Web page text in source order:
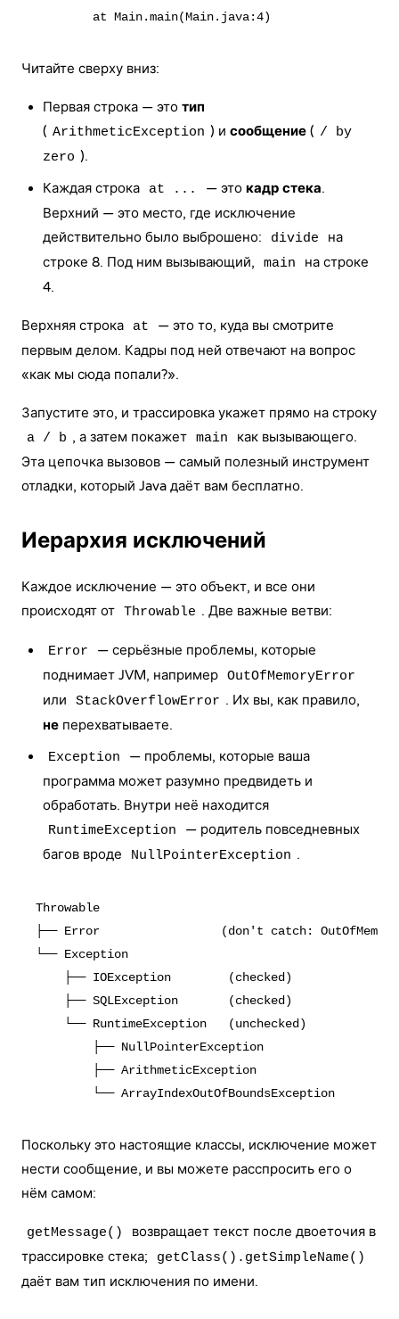
Читайте сверху вниз:
Первая строка — это тип
( ArithmeticException ) и сообщение ( / by
zero ).
Каждая строка
at ... — это кадр стека.
Верхний — это место, где исключение
действительно было выброшено:
divide
на
строке 8. Под ним вызывающий,
main
на строке
4.
Верхняя строка at
— это то, куда вы смотрите
первым делом. Кадры под ней отвечают на вопрос
«как мы сюда попали?».
Запустите это, и трассировка укажет прямо на строку
a / b , а затем покажет main
как вызывающего.
Эта цепочка вызовов — самый полезный инструмент
отладки, который Java даёт вам бесплатно.
Иерархия исключений
Каждое исключение — это объект, и все они
происходят от Throwable . Две важные ветви:
Error
— серьёзные проблемы, которые
поднимает JVM, например OutOfMemoryError
или StackOverflowError . Их вы, как правило,
не перехватываете.
Exception
— проблемы, которые ваша
программа может разумно предвидеть и
обработать. Внутри неё находится
RuntimeException
— родитель повседневных
багов вроде
NullPointerException .
Throwable
├── Error                 (don't catch:
└── Exception
    ├── IOException        (checked)
    ├── SQLException       (checked)
    └── RuntimeException   (unchecked)
        ├── NullPointerException
        ├── ArithmeticException
Поскольку это настоящие классы, исключение может
нести сообщение, и вы можете расспросить его о
нём самом:
getMessage()
возвращает текст после двоеточия в
трассировке стека;
getClass().getSimpleName()
даёт вам тип исключения по имени.